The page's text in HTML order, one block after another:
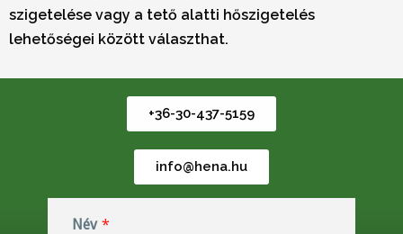
szigetelése vagy a tető alatti hőszigetelés
lehetőségei között választhat.
+36-30-437-5159
info@hena.hu
Név *